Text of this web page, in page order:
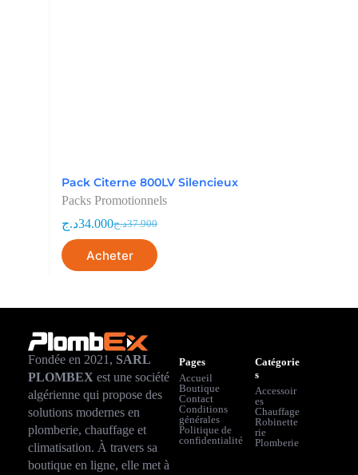
Pack Citerne 800LV Silencieux
Packs Promotionnels
37.900د.ج34.000د.ج
Acheter
Fondée en 2021, SARL
PLOMBEX est une société
algérienne qui propose des
solutions modernes en
plomberie, chauffage et
climatisation. À travers sa
boutique en ligne, elle met à
Pages
Accueil
Boutique
Contact
Conditions
générales
Politique de
confidentialité
Catégorie
s
Accessoir
es
Chauffage
Robinette
rie
Plomberie